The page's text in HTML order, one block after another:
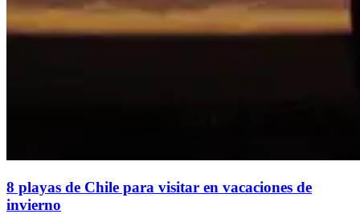
8 playas de Chile para visitar en vacaciones de
invierno